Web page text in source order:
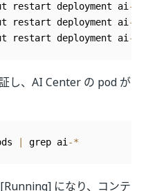
restart deployment ai -
restart deployment ai -
restart deployment ai -
し、AI Center の pod が
grep ai -*
になり、コンテ